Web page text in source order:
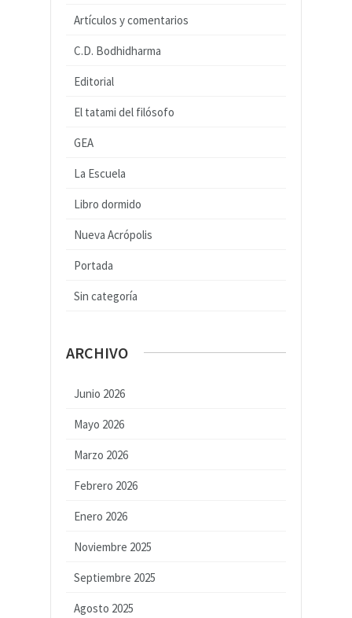
Artículos y comentarios
C.D. Bodhidharma
Editorial
El tatami del filósofo
GEA
La Escuela
Libro dormido
Nueva Acrópolis
Portada
Sin categoría
ARCHIVO
Junio 2026
Mayo 2026
Marzo 2026
Febrero 2026
Enero 2026
Noviembre 2025
Septiembre 2025
Agosto 2025